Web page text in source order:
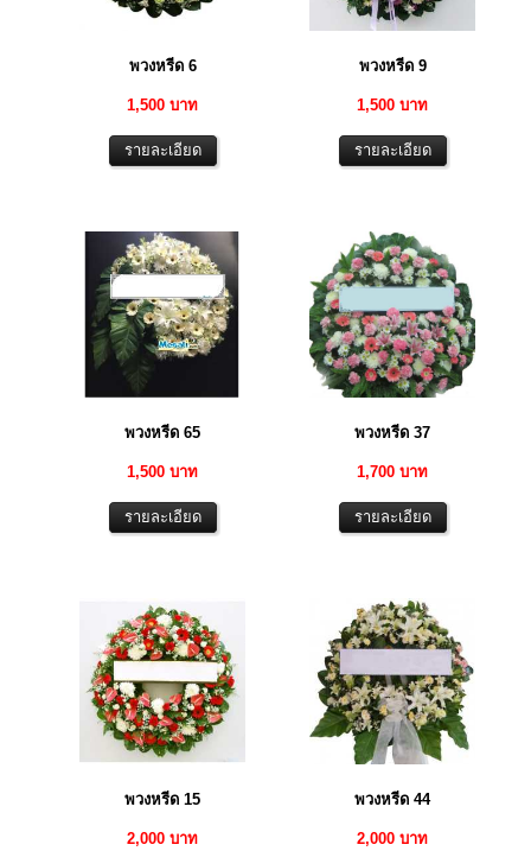
พวงหรีด 6
1,500 บาท
พวงหรีด 9
1,500 บาท
พวงหรีด 65
1,500 บาท
พวงหรีด 37
1,700 บาท
พวงหรีด 15
2,000 บาท
พวงหรีด 44
2,000 บาท